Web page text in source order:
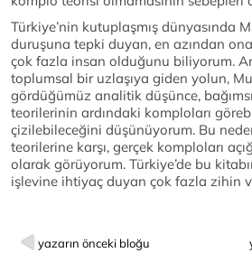
Türkiye’nin kutuplaşmış dünyasında
duruşuna tepki duyan, en azından
çok fazla insan olduğunu biliyorum.
toplumsal bir uzlaşıya giden yolun,
gördüğümüz analitik düşünce,
teorilerinin ardındaki komploları
çizilebileceğini düşünüyorum. Bu
teorilerine karşı, gerçek komploları
olarak görüyorum. Türkiye’de bu
işlevine ihtiyaç duyan çok fazla zihin
yazarın önceki bloğu